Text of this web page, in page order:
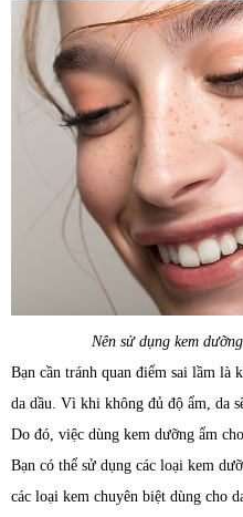
Nên sử dụng kem
Bạn cần tránh quan điểm sai lầm là
da dầu. Vì khi không đủ độ ẩm, da
Do đó, việc dùng kem dưỡng ẩm
Bạn có thể sử dụng các loại kem
các loại kem chuyên biệt dùng cho